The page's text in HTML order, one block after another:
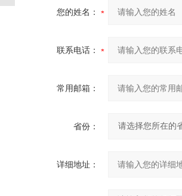
您的姓名：
联系电话：
常用邮箱：
省份：
详细地址：